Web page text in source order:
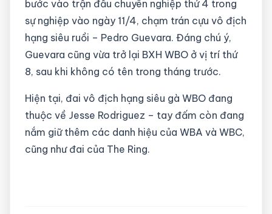
bước vào trận đấu chuyên nghiệp thứ 4 trong
sự nghiệp vào ngày 11/4, chạm trán cựu vô địch
hạng siêu ruồi – Pedro Guevara. Đáng chú ý,
Guevara cũng vừa trở lại BXH WBO ở vị trí thứ
8, sau khi không có tên trong tháng trước.
Hiện tại, đai vô địch hạng siêu gà WBO đang
thuộc về Jesse Rodriguez – tay đấm còn đang
nắm giữ thêm các danh hiệu của WBA và WBC,
cũng như đai của The Ring.